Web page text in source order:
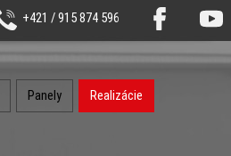
+421 / 915 874 596
Panely Realizácie